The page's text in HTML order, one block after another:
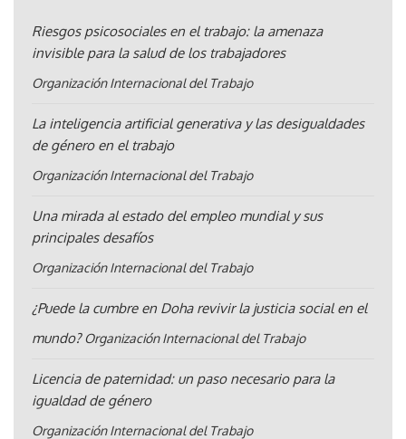
Riesgos psicosociales en el trabajo: la amenaza
invisible para la salud de los trabajadores
Organización Internacional del Trabajo
La inteligencia artificial generativa y las desigualdades
de género en el trabajo
Organización Internacional del Trabajo
Una mirada al estado del empleo mundial y sus
principales desafíos
Organización Internacional del Trabajo
¿Puede la cumbre en Doha revivir la justicia social en el
mundo? Organización Internacional del Trabajo
Licencia de paternidad: un paso necesario para la
igualdad de género
Organización Internacional del Trabajo